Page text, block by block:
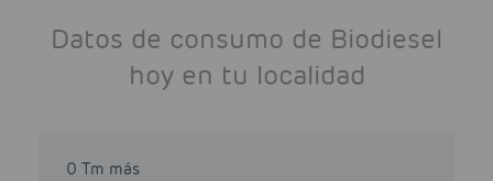
Datos de consumo de Biodiesel
hoy en tu localidad
0 Tm más